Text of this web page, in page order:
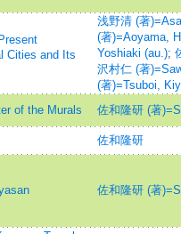
Cities and Its
浅野清 (著
(著)=Aoyama,
Yoshiaki (au.);
沢村仁 (著
(著)=Tsuboi,
of the Murals
佐和隆研 (著
佐和隆研
佐和隆研 (著